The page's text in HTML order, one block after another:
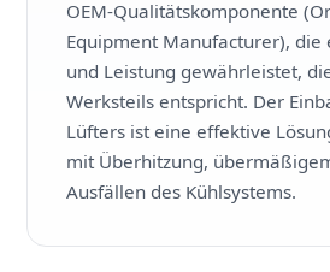
OEM-Qualitätskomponente
Equipment Manufacturer), die
und Leistung gewährleistet,
Werksteils entspricht. Der
Lüfters ist eine effektive
mit Überhitzung,
Ausfällen des Kühlsystems.